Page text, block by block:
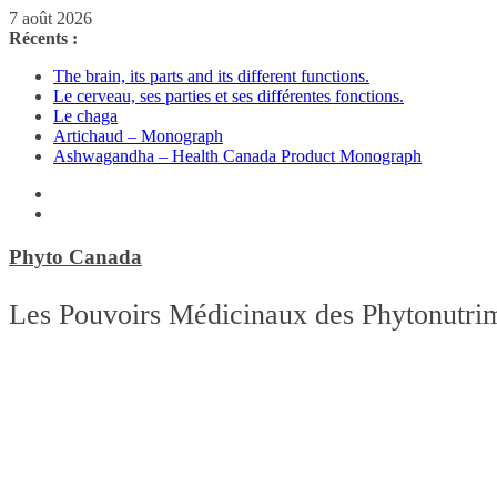
Passer
au
7 août 2026
Récents :
The brain, its parts and its different functions.
Le cerveau, ses parties et ses différentes fonctions.
Le chaga
Artichaud – Monograph
Ashwagandha – Health Canada Product Monograph
Phyto Canada
Les Pouvoirs Médicinaux des